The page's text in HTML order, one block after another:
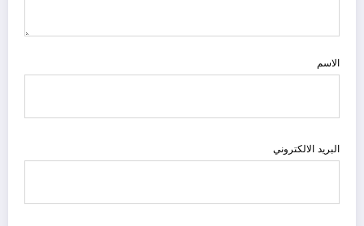
الاسم
البريد الالكتروني